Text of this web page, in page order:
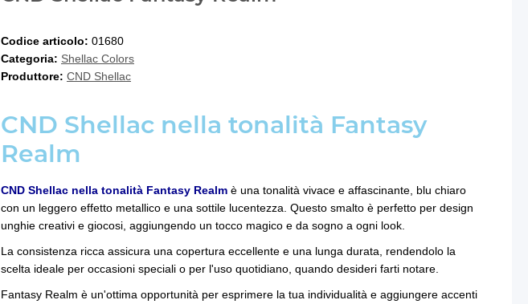
Codice articolo: 01680
Categoria: Shellac Colors
Produttore: CND Shellac
CND Shellac nella tonalità Fantasy
Realm
CND Shellac nella tonalità Fantasy Realm è una tonalità vivace e affascinante, blu chiaro
con un leggero effetto metallico e una sottile lucentezza. Questo smalto è perfetto per design
unghie creativi e giocosi, aggiungendo un tocco magico e da sogno a ogni look.
La consistenza ricca assicura una copertura eccellente e una lunga durata, rendendolo la
scelta ideale per occasioni speciali o per l'uso quotidiano, quando desideri farti notare.
Fantasy Realm è un'ottima opportunità per esprimere la tua individualità e aggiungere accenti